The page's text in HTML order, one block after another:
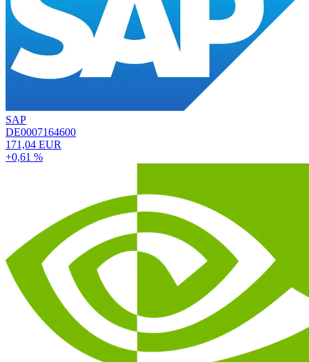
SAP
DE0007164600
171,04 EUR
+0,61 %